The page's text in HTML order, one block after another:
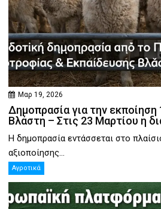
Μαρ 19, 2026
Δημοπρασία για την
Βλάστη – Στις 23 Μαρτίου η
Η δημοπρασία εντάσσεται στο
αξιοποίησης...
Αγροτικά